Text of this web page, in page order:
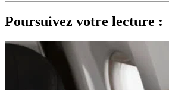
Poursuivez votre lecture :